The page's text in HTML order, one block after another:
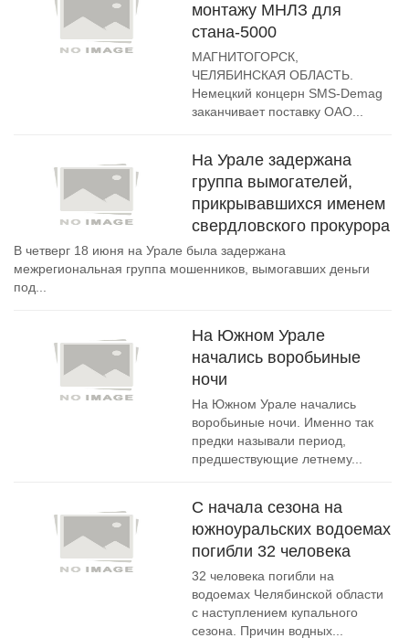
монтажу МНЛЗ для
стана-5000
МАГНИТОГОРСК,
ЧЕЛЯБИНСКАЯ ОБЛАСТЬ.
Немецкий концерн SMS-Demag
заканчивает поставку ОАО...
На Урале задержана
группа вымогателей,
прикрывавшихся именем
свердловского прокурора
В четверг 18 июня на Урале была задержана
межрегиональная группа мошенников, вымогавших деньги
под...
На Южном Урале
начались воробьиные
ночи
На Южном Урале начались
воробьиные ночи. Именно так
предки называли период,
предшествующие летнему...
С начала сезона на
южноуральских водоемах
погибли 32 человека
32 человека погибли на
водоемах Челябинской области
с наступлением купального
сезона. Причин водных...